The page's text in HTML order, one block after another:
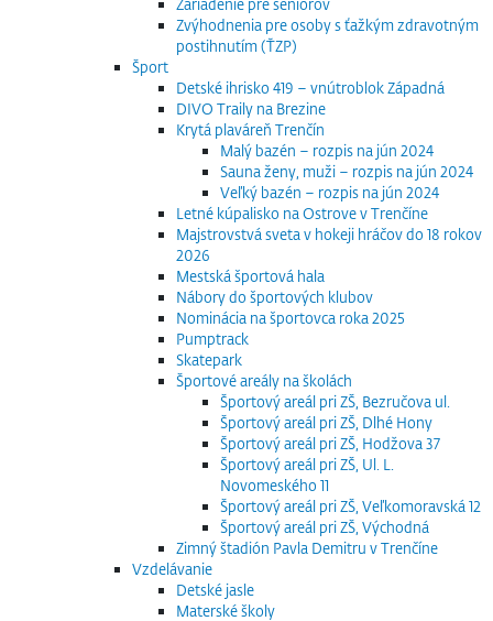
Zariadenie pre seniorov
Zvýhodnenia pre osoby s ťažkým zdravotným
postihnutím (ŤZP)
Šport
Detské ihrisko 419 – vnútroblok Západná
DIVO Traily na Brezine
Krytá plaváreň Trenčín
Malý bazén – rozpis na jún 2024
Sauna ženy, muži – rozpis na jún 2024
Veľký bazén – rozpis na jún 2024
Letné kúpalisko na Ostrove v Trenčíne
Majstrovstvá sveta v hokeji hráčov do 18 rokov
2026
Mestská športová hala
Nábory do športových klubov
Nominácia na športovca roka 2025
Pumptrack
Skatepark
Športové areály na školách
Športový areál pri ZŠ, Bezručova ul.
Športový areál pri ZŠ, Dlhé Hony
Športový areál pri ZŠ, Hodžova 37
Športový areál pri ZŠ, Ul. L.
Novomeského 11
Športový areál pri ZŠ, Veľkomoravská 12
Športový areál pri ZŠ, Východná
Zimný štadión Pavla Demitru v Trenčíne
Vzdelávanie
Detské jasle
Materské školy